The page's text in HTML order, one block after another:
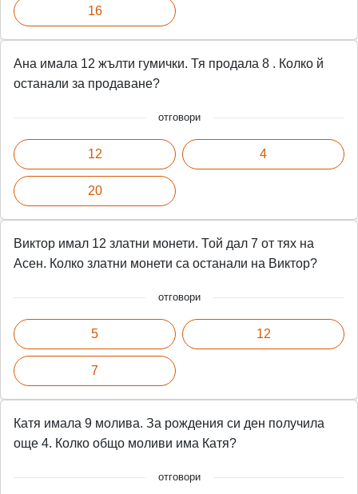
16
Ана имала 12 жълти гумички. Тя продала 8 . Колко й
останали за продаване?
отговори
12
20
4
Виктор имал 12 златни монети. Той дал 7 от тях на
Асен. Колко златни монети са останали на Виктор?
отговори
5
7
12
Катя имала 9 молива. За рождения си ден получила
още 4. Колко общо моливи има Катя?
отговори